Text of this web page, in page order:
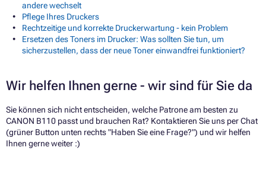
andere wechselt
Pflege Ihres Druckers
Rechtzeitige und korrekte Druckerwartung - kein Problem
Ersetzen des Toners im Drucker: Was sollten Sie tun, um
sicherzustellen, dass der neue Toner einwandfrei funktioniert?
Wir helfen Ihnen gerne - wir sind für Sie da
Sie können sich nicht entscheiden, welche Patrone am besten zu
CANON B110 passt und brauchen Rat? Kontaktieren Sie uns per Chat
(grüner Button unten rechts "Haben Sie eine Frage?") und wir helfen
Ihnen gerne weiter :)